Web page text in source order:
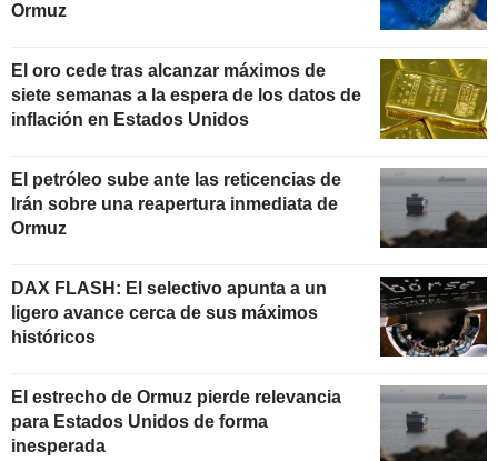
Ormuz
El oro cede tras alcanzar máximos de
siete semanas a la espera de los datos de
inflación en Estados Unidos
El petróleo sube ante las reticencias de
Irán sobre una reapertura inmediata de
Ormuz
DAX FLASH: El selectivo apunta a un
ligero avance cerca de sus máximos
históricos
El estrecho de Ormuz pierde relevancia
para Estados Unidos de forma
inesperada